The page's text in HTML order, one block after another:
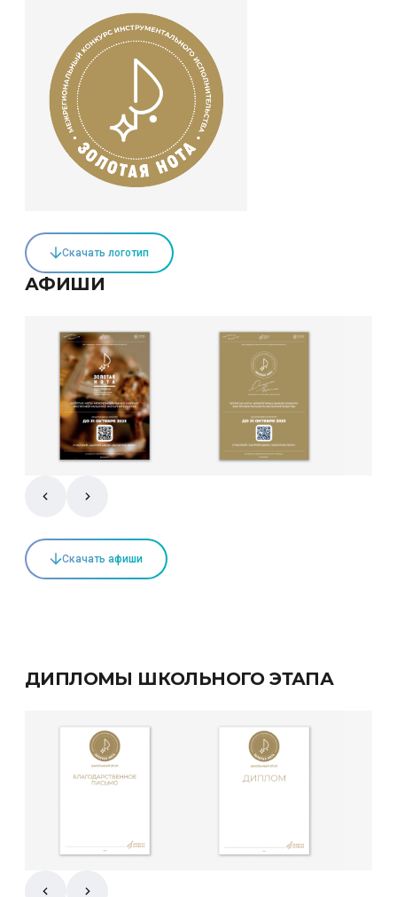
Скачать логотип
АФИШИ
Скачать афиши
ДИПЛОМЫ ШКОЛЬНОГО ЭТАПА